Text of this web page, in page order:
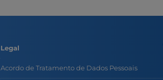
Legal
Acordo de Tratamento de Dados Pessoais